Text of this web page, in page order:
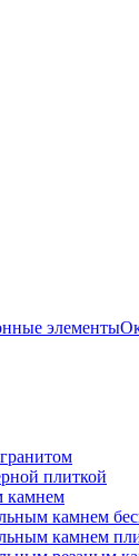
элементы
плиткой
камнем
камнем
камнем